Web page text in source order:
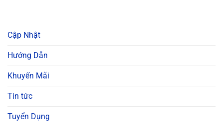
Cập Nhật
Hướng Dẫn
Khuyến Mãi
Tin tức
Tuyển Dụng